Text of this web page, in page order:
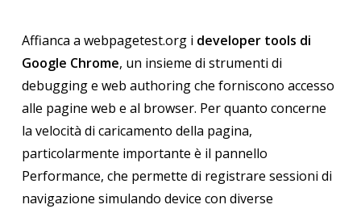
Affianca a webpagetest.org i developer tools di
Google Chrome, un insieme di strumenti di
debugging e web authoring che forniscono accesso
alle pagine web e al browser. Per quanto concerne
la velocità di caricamento della pagina,
particolarmente importante è il pannello
Performance, che permette di registrare sessioni di
navigazione simulando device con diverse